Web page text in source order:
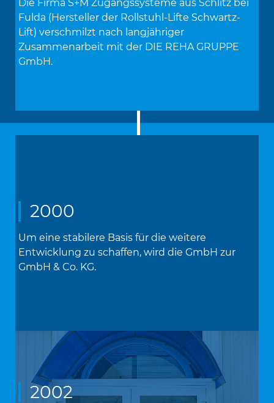
Die Firma S+M Zugangssysteme aus Schlitz bei
Fulda (Hersteller der Rollstuhl-Lifte Schwartz-
Lift) verschmilzt nach langjähriger
Zusammenarbeit mit der DIE REHA GRUPPE
GmbH.
2000
Um eine stabilere Basis für die weitere
Entwicklung zu schaffen, wird die GmbH zur
GmbH & Co. KG.
2002